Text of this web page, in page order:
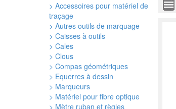
> Accessoires pour matériel de
traçage
> Autres outils de marquage
> Caisses à outils
> Cales
> Clous
> Compas géométriques
> Equerres à dessin
> Marqueurs
> Matériel pour fibre optique
> Mètre ruban et règles